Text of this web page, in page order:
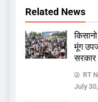
Related News
मूंग
सरकार
RT
July